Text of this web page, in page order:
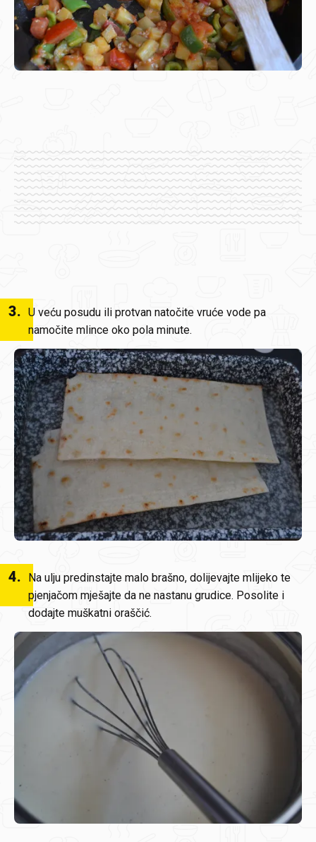
3. U veću posudu ili protvan natočite vruće vode pa
namočite mlince oko pola minute.
4.
Na ulju predinstajte malo brašno, dolijevajte mlijeko te
pjenjačom mješajte da ne nastanu grudice. Posolite i
dodajte muškatni oraščić.